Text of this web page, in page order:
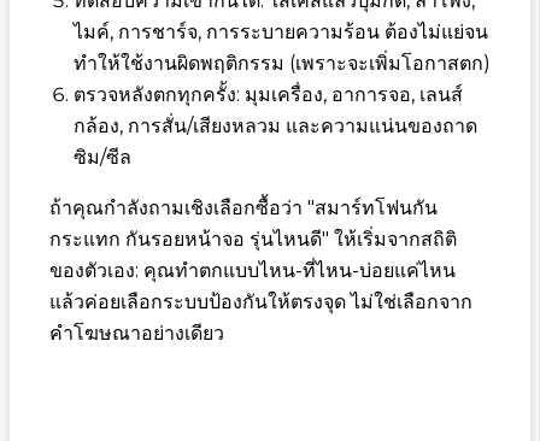
ไมค์, การชาร์จ, การระบายความร้อน ต้องไม่แย่จน
ทำให้ใช้งานผิดพฤติกรรม (เพราะจะเพิ่มโอกาสตก)
ตรวจหลังตกทุกครั้ง: มุมเครื่อง, อาการจอ, เลนส์
กล้อง, การสั่น/เสียงหลวม และความแน่นของถาด
ซิม/ซีล
ถ้าคุณกำลังถามเชิงเลือกซื้อว่า "สมาร์ทโฟนกัน
กระแทก กันรอยหน้าจอ รุ่นไหนดี" ให้เริ่มจากสถิติ
ของตัวเอง: คุณทำตกแบบไหน-ที่ไหน-บ่อยแค่ไหน
แล้วค่อยเลือกระบบป้องกันให้ตรงจุด ไม่ใช่เลือกจาก
คำโฆษณาอย่างเดียว